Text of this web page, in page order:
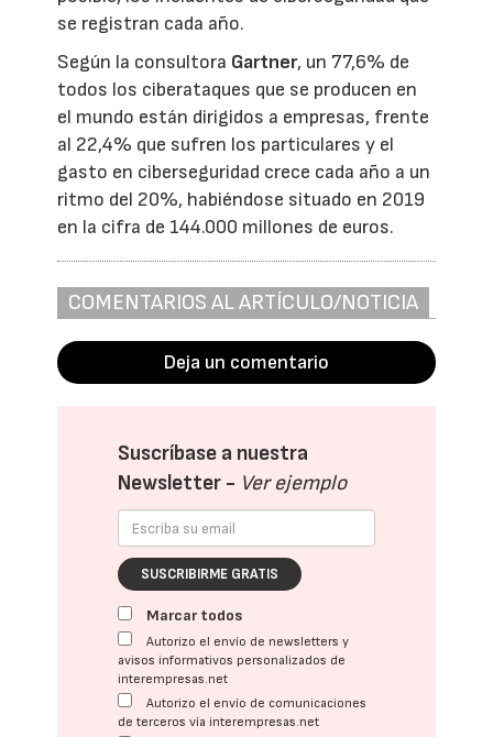
se registran cada año.
Según la consultora Gartner, un 77,6% de
todos los ciberataques que se producen en
el mundo están dirigidos a empresas, frente
al 22,4% que sufren los particulares y el
gasto en ciberseguridad crece cada año a un
ritmo del 20%, habiéndose situado en 2019
en la cifra de 144.000 millones de euros.
COMENTARIOS AL ARTÍCULO/NOTICIA
Deja un comentario
Suscríbase a nuestra
Newsletter - Ver ejemplo
SUSCRIBIRME GRATIS
Marcar todos
Autorizo el envío de newsletters y
avisos informativos personalizados de
interempresas.net
Autorizo el envío de comunicaciones
de terceros vía interempresas.net